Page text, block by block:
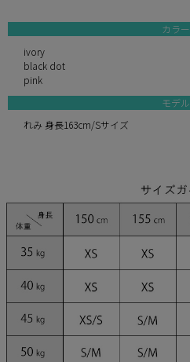
カラー
ivory
black dot
pink
モデル
れみ 身長163cm/Sサイズ